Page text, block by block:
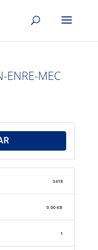
ENRE-MEC
3418
0.00 KB
1